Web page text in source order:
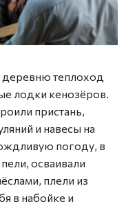
деревню теплоход
лодки кенозёров.
пристань,
и навесы на
погоду, в
осваивали
плели из
в набойке и